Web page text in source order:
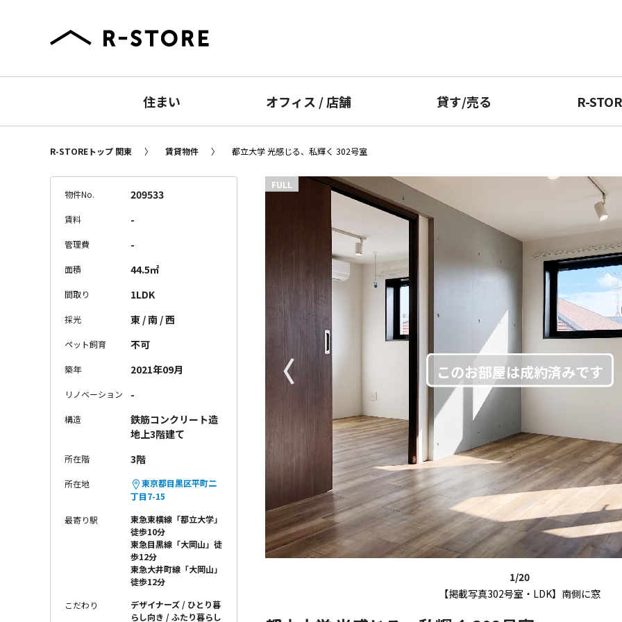
住まい オフィス /店舗 貸す/売る R-
R-STOREトップ 関東 賃貸物件 都立大学 光感じる、私輝く 302号室
1/20
【掲載写真302号室・LDK】南側に窓
〈
FULL
物件No. 209533
賃料 -
管理費 -
面積 44.5㎡
間取り 1LDK
採光 東 / 南 / 西
ペット飼育 不可
築年 2021年09月
リノベーション -
構造
鉄筋コンクリート造
地上3階建て
所在階 3階
所在地
東京都目黒区平町二
丁目7-15
最寄り駅
東急東横線「都立大学」
徒歩10分
東急目黒線「大岡山」徒
歩12分
東急大井町線「大岡山」
徒歩12分
こだわり デザイナーズ
ひとり暮
らし向き
ふたり暮らし